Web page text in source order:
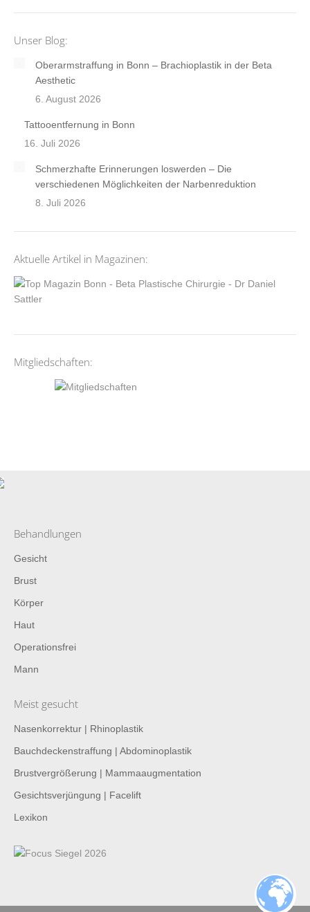
Unser Blog:
Oberarmstraffung in Bonn – Brachioplastik in der Beta
Aesthetic
6. August 2026
Tattooentfernung in Bonn
16. Juli 2026
Schmerzhafte Erinnerungen loswerden – Die
verschiedenen Möglichkeiten der Narbenreduktion
8. Juli 2026
Aktuelle Artikel in Magazinen:
Mitgliedschaften:
Behandlungen
Gesicht
Brust
Körper
Haut
Operationsfrei
Mann
Meist gesucht
Nasenkorrektur | Rhinoplastik
Bauchdeckenstraffung | Abdominoplastik
Brustvergrößerung | Mammaaugmentation
Gesichtsverjüngung | Facelift
Lexikon